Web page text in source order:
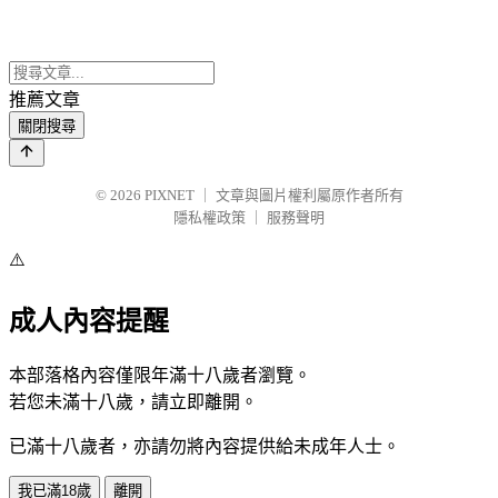
推薦文章
關閉搜尋
© 2026 PIXNET
文章與圖片權利屬原作者所有
隱私權政策
服務聲明
⚠️
成人內容提醒
本部落格內容僅限年滿十八歲者瀏覽。
若您未滿十八歲，請立即離開。
已滿十八歲者，亦請勿將內容提供給未成年人士。
我已滿18歲 離開